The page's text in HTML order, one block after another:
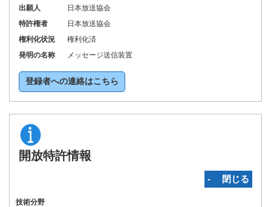
出願人
日本放送協会
特許権者
日本放送協会
権利化状況
権利化済
発明の名称
メッセージ送信装置
登録者への連絡はこちら
開放特許情報
‐ 閉じる
技術分野